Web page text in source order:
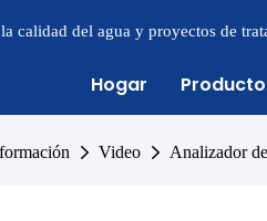
calidad del agua y proyectos de
Hogar Producto
Video Analizador